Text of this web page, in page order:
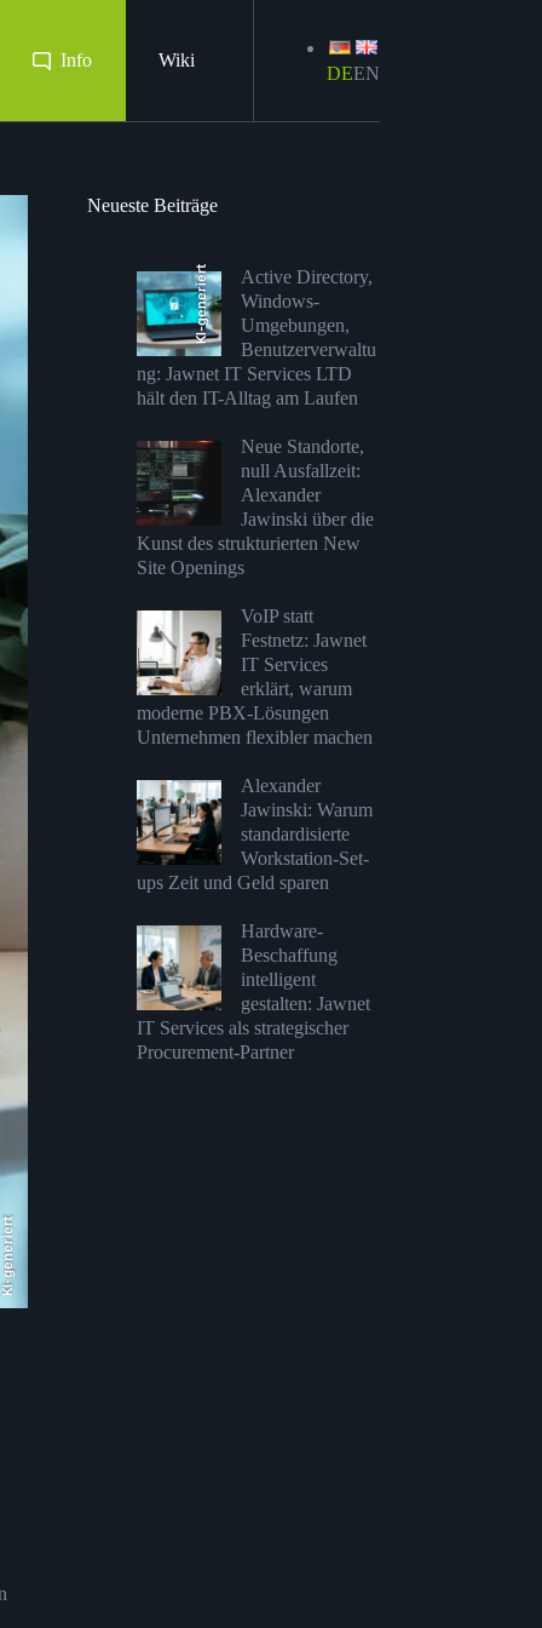
Info Wiki
DEEN
KI-generiert
Neueste Beiträge
KI-generiert
Active Directory,
Windows-
Umgebungen,
Benutzerverwaltu
ng: Jawnet IT Services LTD
hält den IT-Alltag am Laufen
Neue Standorte,
null Ausfallzeit:
Alexander
Jawinski über die
Kunst des strukturierten New
Site Openings
VoIP statt
Festnetz: Jawnet
IT Services
erklärt, warum
moderne PBX-Lösungen
Unternehmen flexibler machen
Alexander
Jawinski: Warum
standardisierte
Workstation-Set-
ups Zeit und Geld sparen
Hardware-
Beschaffung
intelligent
gestalten: Jawnet
IT Services als strategischer
Procurement-Partner